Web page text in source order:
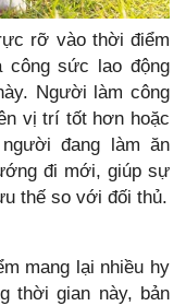
rỡ vào thời điểm
công sức lao động
Người làm công
vị trí tốt hơn hoặc
đang làm ăn
đi mới, giúp sự
thế so với đối thủ.
mang lại nhiều hy
thời gian này, bản